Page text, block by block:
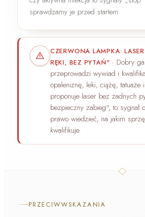
sprawdzamy je przed startem.
CZERWONA LAMPKA:
RĘKI, BEZ PYTAŃ" · Dobry
przeprowadzi wywiad i
opaleniznę, leki, ciążę, tatuaże
proponuje laser bez żadnych
bezpieczny zabieg", to sygnał
prawo wiedzieć, na jakim
kwalifikuje.
PRZECIWWSKAZANIA